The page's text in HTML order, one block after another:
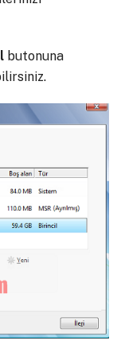
butonuna